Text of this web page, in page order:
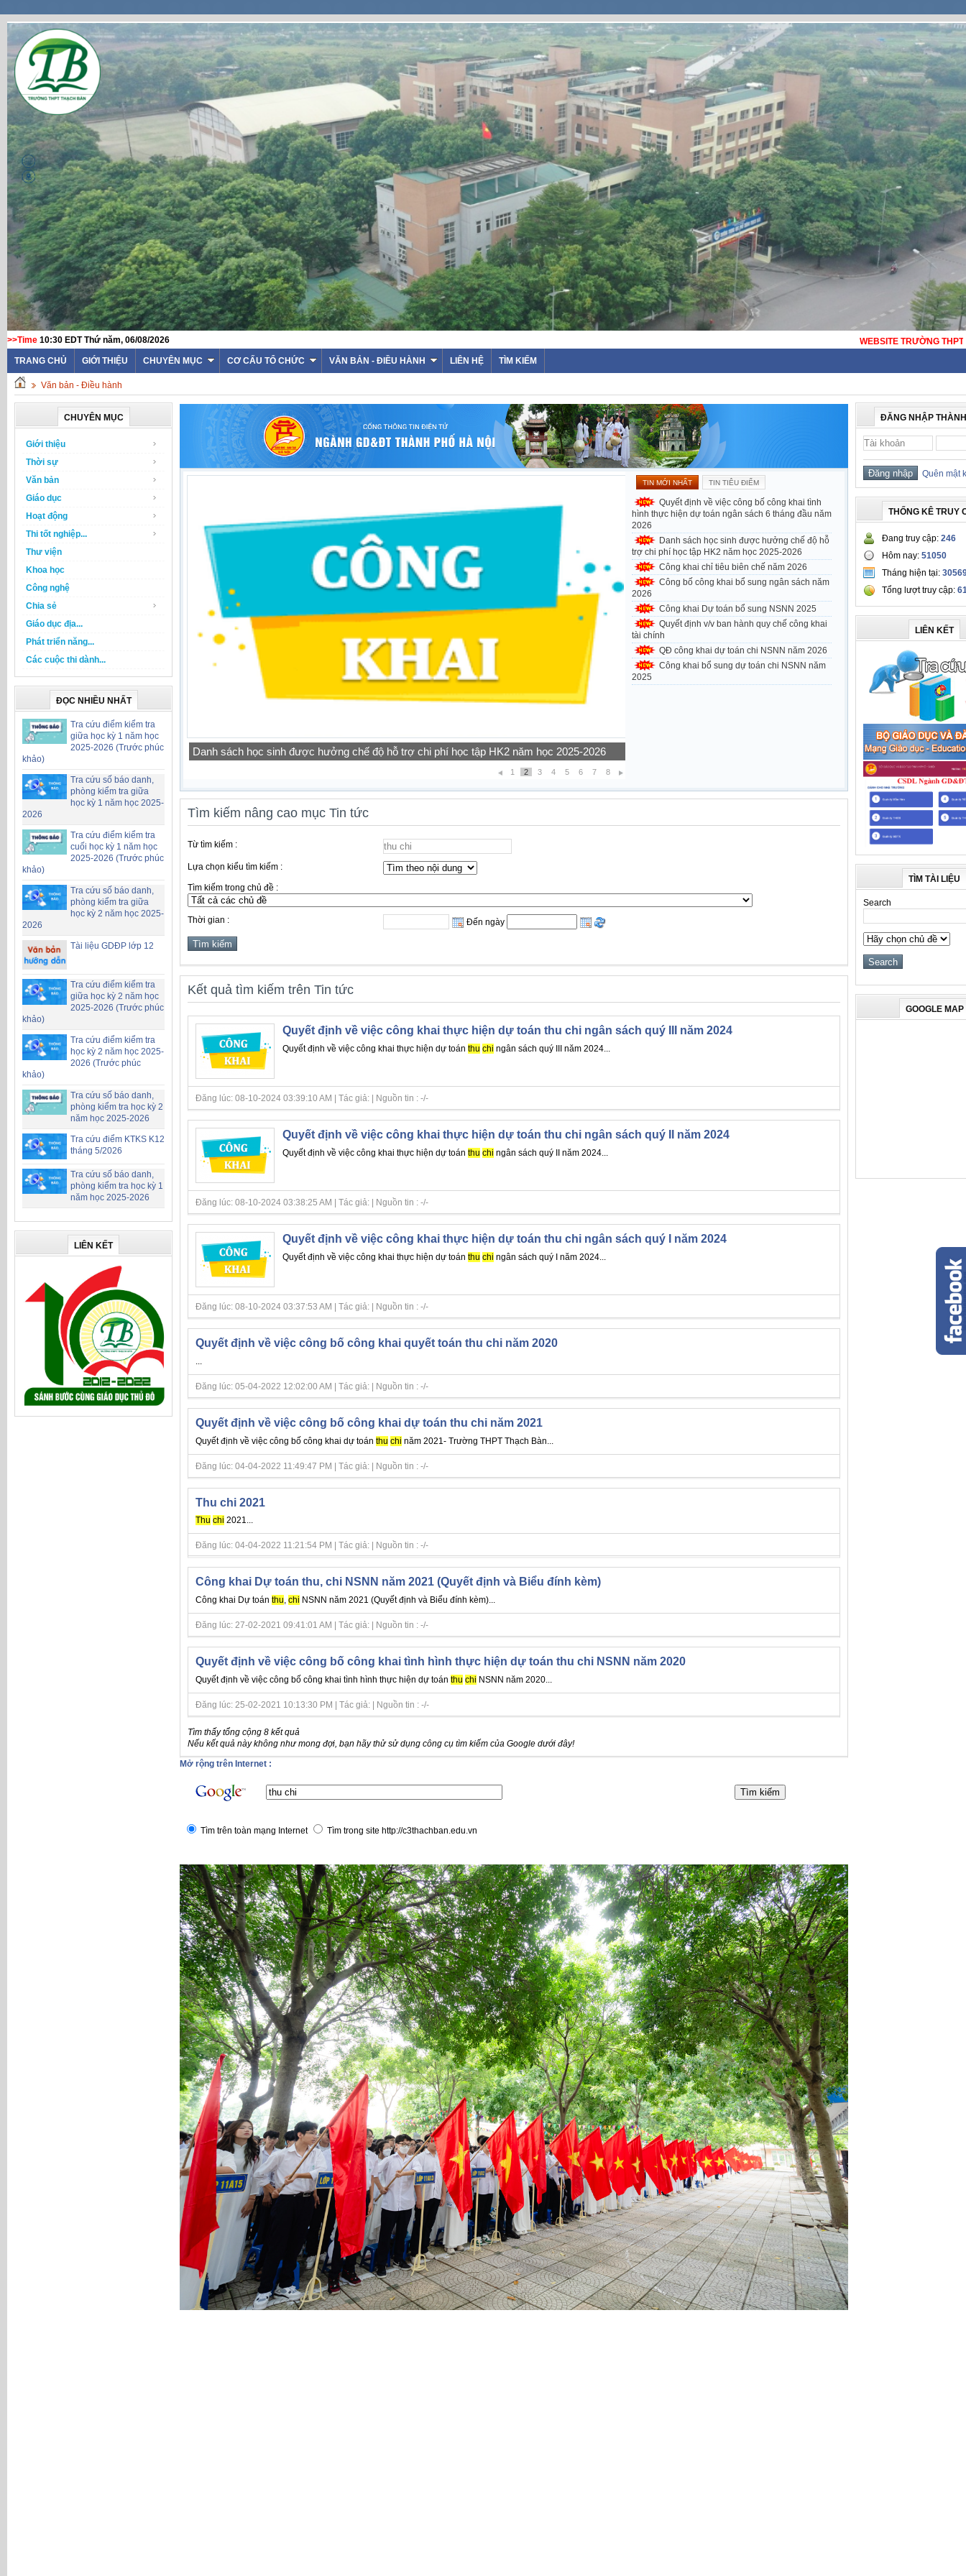
>>Time 10:30 EDT Thứ năm, 06/08/2026
WEBSITE TRƯỜNG THPT THẠCH BÀN - HÀ NỘI -
TRANG CHỦ
GIỚI THIỆU CHUYÊN MỤC CƠ CẤU TỔ CHỨC VĂN BẢN - ĐIỀU HÀNH LIÊN HỆ TÌM KIẾM
Văn bản - Điều hành
CHUYÊN MỤC
Giới thiệu
Thời sự
Văn bản
Giáo dục
Hoạt động
Thi tốt nghiệp...
Thư viện
Khoa học
Công nghệ
Chia sẻ
Giáo dục địa...
Phát triển năng...
Các cuộc thi dành...
ĐỌC NHIỀU NHẤT
Tra cứu điểm kiểm tra
giữa học kỳ 1 năm học
2025-2026 (Trước phúc
khảo)
Tra cứu số báo danh,
phòng kiểm tra giữa
học kỳ 1 năm học 2025-
2026
Tra cứu điểm kiểm tra
cuối học kỳ 1 năm học
2025-2026 (Trước phúc
khảo)
Tra cứu số báo danh,
phòng kiểm tra giữa
học kỳ 2 năm học 2025-
2026
Tài liệu GDĐP lớp 12
Tra cứu điểm kiểm tra
giữa học kỳ 2 năm học
2025-2026 (Trước phúc
khảo)
Tra cứu điểm kiểm tra
học kỳ 2 năm học 2025-
2026 (Trước phúc
khảo)
Tra cứu số báo danh,
phòng kiểm tra học kỳ 2
năm học 2025-2026
Tra cứu điểm KTKS K12
tháng 5/2026
Tra cứu số báo danh,
phòng kiểm tra học kỳ 1
năm học 2025-2026
LIÊN KẾT
Công khai chỉ tiêu biên chế năm 2026
1 2 3 4 5 6 7 8
TIN MỚI NHẤT TIN TIÊU ĐIỂM
Quyết định về việc công bố công khai tình
hình thực hiện dự toán ngân sách 6 tháng đầu năm
2026
Danh sách học sinh được hưởng chế độ hỗ
trợ chi phí học tập HK2 năm học 2025-2026
Công khai chỉ tiêu biên chế năm 2026
Công bố công khai bổ sung ngân sách năm
2026
Công khai Dự toán bổ sung NSNN 2025
Quyết định v/v ban hành quy chế công khai
tài chính
QĐ công khai dự toán chi NSNN năm 2026
Công khai bổ sung dự toán chi NSNN năm
2025
Tìm kiếm nâng cao mục Tin tức
Từ tìm kiếm :
Lựa chọn kiểu tìm kiếm :
Tìm kiếm trong chủ đề :
Thời gian : Đến ngày
Kết quả tìm kiếm trên Tin tức
Quyết định về việc công khai thực hiện dự toán thu chi ngân sách quý III năm 2024
Quyết định về việc công khai thực hiện dự toán thu chi ngân sách quý III năm 2024...
Đăng lúc: 08-10-2024 03:39:10 AM | Tác giả: | Nguồn tin : -/-
Quyết định về việc công khai thực hiện dự toán thu chi ngân sách quý II năm 2024
Quyết định về việc công khai thực hiện dự toán thu chi ngân sách quý II năm 2024...
Đăng lúc: 08-10-2024 03:38:25 AM | Tác giả: | Nguồn tin : -/-
Quyết định về việc công khai thực hiện dự toán thu chi ngân sách quý I năm 2024
Quyết định về việc công khai thực hiện dự toán thu chi ngân sách quý I năm 2024...
Đăng lúc: 08-10-2024 03:37:53 AM | Tác giả: | Nguồn tin : -/-
Quyết định về việc công bố công khai quyết toán thu chi năm 2020
Đăng lúc: 05-04-2022 12:02:00 AM | Tác giả: | Nguồn tin : -/-
Quyết định về việc công bố công khai dự toán thu chi năm 2021
Quyết định về việc công bố công khai dự toán thu chi năm 2021- Trường THPT Thạch Bàn...
Đăng lúc: 04-04-2022 11:49:47 PM | Tác giả: | Nguồn tin : -/-
Thu chi 2021
Thu chi 2021...
Đăng lúc: 04-04-2022 11:21:54 PM | Tác giả: | Nguồn tin : -/-
Công khai Dự toán thu, chi NSNN năm 2021 (Quyết định và Biểu đính kèm)
Công khai Dự toán thu, chi NSNN năm 2021 (Quyết định và Biểu đính kèm)...
Đăng lúc: 27-02-2021 09:41:01 AM | Tác giả: | Nguồn tin : -/-
Quyết định về việc công bố công khai tình hình thực hiện dự toán thu chi NSNN năm 2020
Quyết định về việc công bố công khai tình hình thực hiện dự toán thu chi NSNN năm 2020...
Đăng lúc: 25-02-2021 10:13:30 PM | Tác giả: | Nguồn tin : -/-
Tìm thấy tổng cộng 8 kết quả
Nếu kết quả này không như mong đợi, bạn hãy thử sử dụng công cụ tìm kiếm của Google dưới đây!
Mở rộng trên Internet :
Tìm trên toàn mạng Internet Tìm trong site http://c3thachban.edu.vn
ĐĂNG NHẬP
Quên mật
THỐNG KÊ TRUY
Đang truy cập: 246
Hôm nay: 51050
Tháng hiện tại:
Tổng lượt truy cập:
LIÊN KẾT
TÌM TÀI LIỆU
Search
GOOGLE MAP